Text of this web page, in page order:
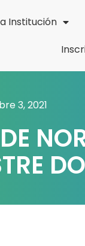
Institución
3, 2021